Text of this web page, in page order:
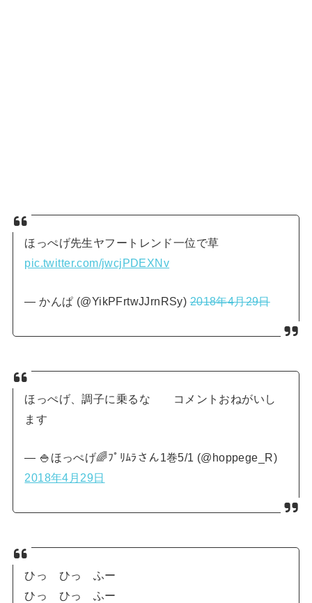
ほっぺげ先生ヤフートレンド一位で草
pic.twitter.com/jwcjPDEXNv
— かんぱ (@YikPFrtwJJrnRSy)2018年4月29日
ほっぺげ、調子に乗るな コメントおねがいし
ます
— 🍚ほっぺげ🌈ﾌﾟﾘﾑﾗさん1巻5/1 (@hoppege_R)
2018年4月29日
ひっ ひっ ふー
ひっ ひっ ふー